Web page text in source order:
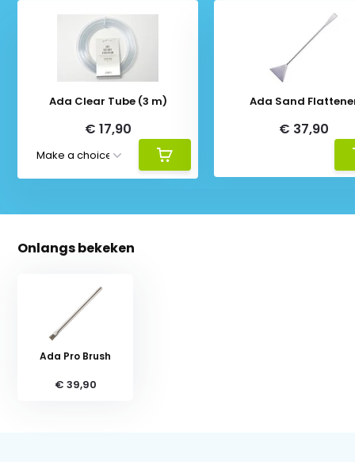
Ada Clear Tube (3 m)
€ 17,90
Ada Sand
€ 37,90
Onlangs bekeken
Ada Pro Brush
€ 39,90